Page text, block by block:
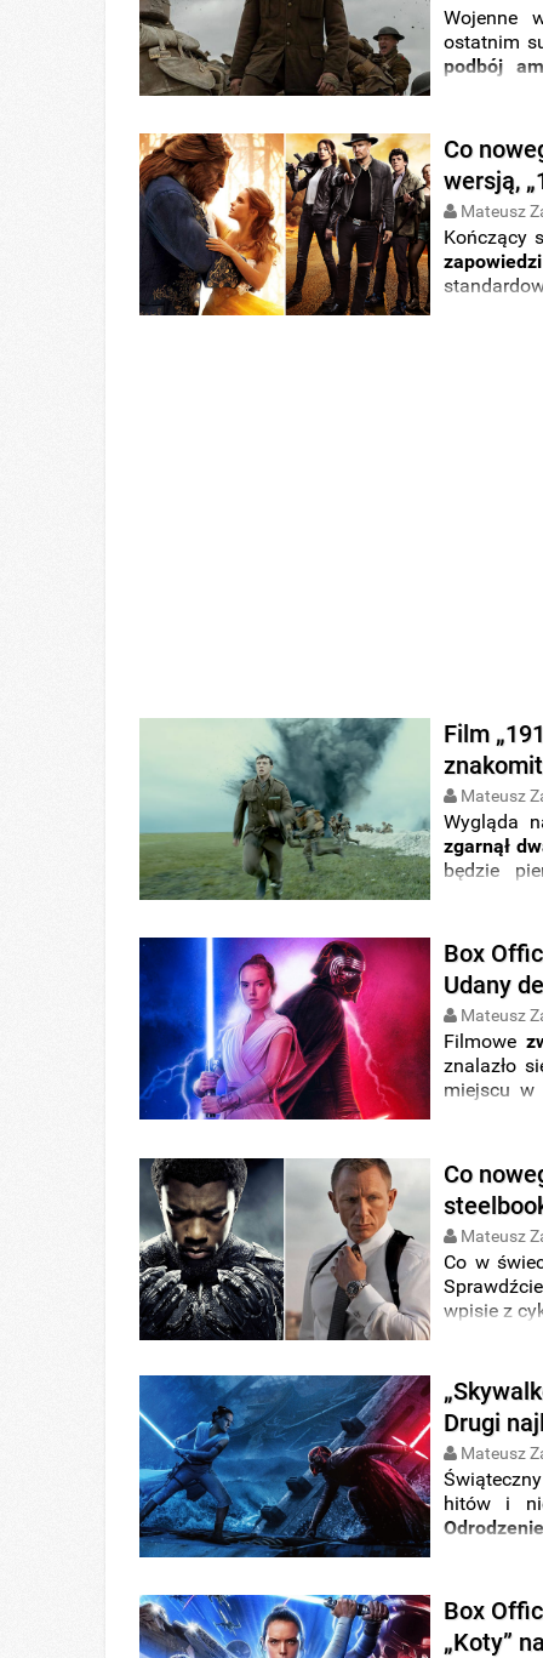
Wojenne
ostatnim
podbój
Mendesa
a
który
Co
wersją,
Mateusz
Kończący
Film
Mateusz
Wygląda
zgarnął
będzie
Box
Udany
Mateusz
Filmowe
znalazło
miejscu w
w
zaliczyły
analityków.
Co
Mateusz
Co w
wpisie z
Drugi
Mateusz
hitów i
początku
Box
„Koty”